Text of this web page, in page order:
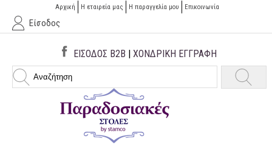
Αρχική Η εταιρεία μας H παραγγελία μου Επικοινωνία
Είσοδος
ΕΙΣΟΔΟΣ B2B |ΧΟΝΔΡΙΚΗ ΕΓΓΡΑΦΗ